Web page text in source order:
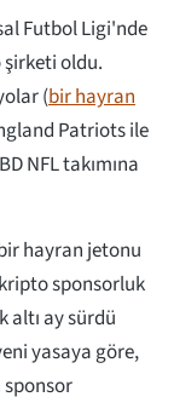
Futbol Ligi'nde
şirketi oldu.
(bir hayran
Patriots ile
NFL takımına
hayran jetonu
sponsorluk
altı ay sürdü
yasaya göre,
sponsor